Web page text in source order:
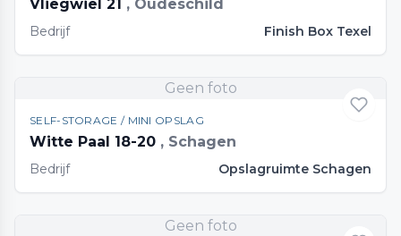
Vliegwiel 21 , Oudeschild
Bedrijf Finish Box Texel
Geen foto
SELF-STORAGE / MINI OPSLAG
Witte Paal 18-20 , Schagen
Bedrijf Opslagruimte Schagen
Geen foto